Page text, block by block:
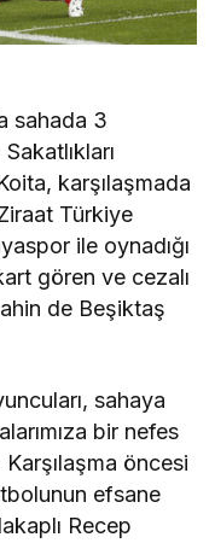
sahada 3
karşılaşmada
Türkiye
ile oynadığı
gören ve cezalı
de Beşiktaş
sahaya
bir nefes
Karşılaşma öncesi
efsane
Recep